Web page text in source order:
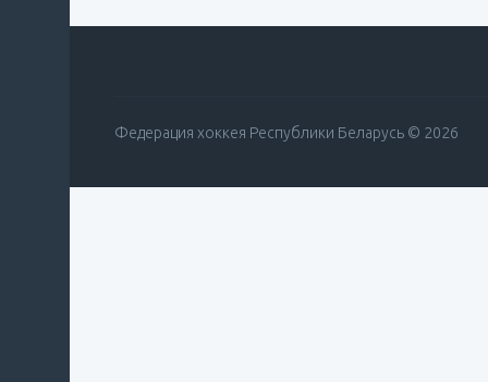
Федерация хоккея Республики Беларусь © 2026